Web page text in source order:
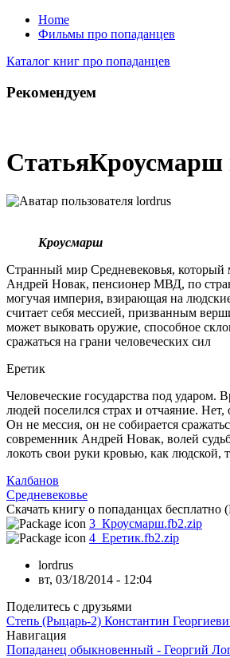
Home
Фильмы про попаданцев
Каталог книг про попаданцев
Рекомендуем
СтатьяКроусмарш
Кроусмарш
Странный мир Средневековья, который
Андрей Новак, пенсионер МВД, по
могучая империя, взирающая на
считает себя мессией, призванным
может выковать оружие, способное
сражаться на грани человеческих сил
Еретик
Человеческие государства под ударом.
людей поселился страх и отчаяние.
Он не мессия, он не собирается
современник Андрей Новак, волей
локоть свои руки кровью, как
Калбанов
Средневековье
Скачать книгу о попаданцах бесплатно
3_Кроусмарш.fb2.zip
4_Еретик.fb2.zip
lordrus
вт, 03/18/2014 - 12:04
Поделитесь с друзьями
Степь (Рыцарь-2) Константин
Навигация
Попаданец обыкновенный - Георгий